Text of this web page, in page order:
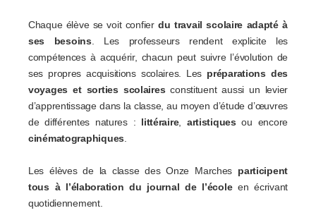
Chaque élève se voit confierdu travail scolaire adapté à
ses besoins . Les professeurs rendent explicite les
compétences à acquérir, chacun peut suivre l’évolution de
ses propres acquisitions scolaires. Les préparations des
voyages et sorties scolaires constituent aussi un levier
d’apprentissage dans la classe, au moyen d’étude d’œuvres
de différentes natures : littéraire, artistiques ou encore
cinématographiques
Les élèves de la classe des Onze Marches participent
tous à l’élaboration du journal de l’écoleen écrivant
quotidiennement.